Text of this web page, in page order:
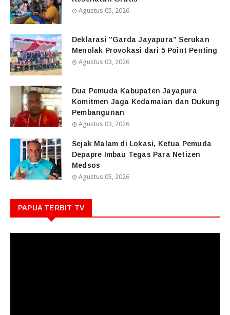
Agustus 05, 2026
Deklarasi "Garda Jayapura" Serukan
Menolak Provokasi dari 5 Point Penting
Agustus 03, 2026
Dua Pemuda Kabupaten Jayapura
Komitmen Jaga Kedamaian dan Dukung
Pembangunan
Agustus 03, 2026
Sejak Malam di Lokasi, Ketua Pemuda
Depapre Imbau Tegas Para Netizen
Medsos
Agustus 05, 2026
PAPUA TERBIT TV